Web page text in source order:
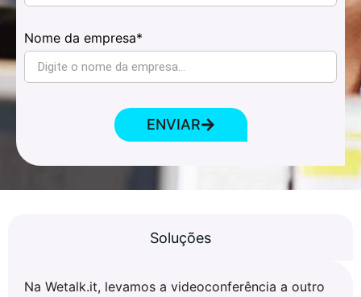
Nome da empresa*
ENVIAR
Soluções
Na Wetalk.it, levamos a videoconferência a outro